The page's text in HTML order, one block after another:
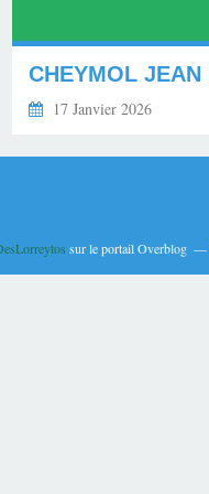
17 Janvier 2026
sur le portail Overblog